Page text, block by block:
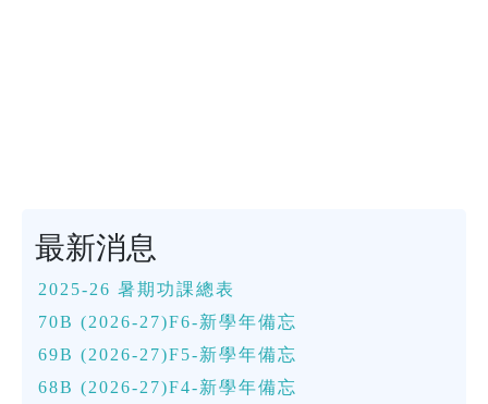
最新消息
2025-26 暑期功課總表
70B (2026-27)F6-新學年備忘
69B (2026-27)F5-新學年備忘
68B (2026-27)F4-新學年備忘